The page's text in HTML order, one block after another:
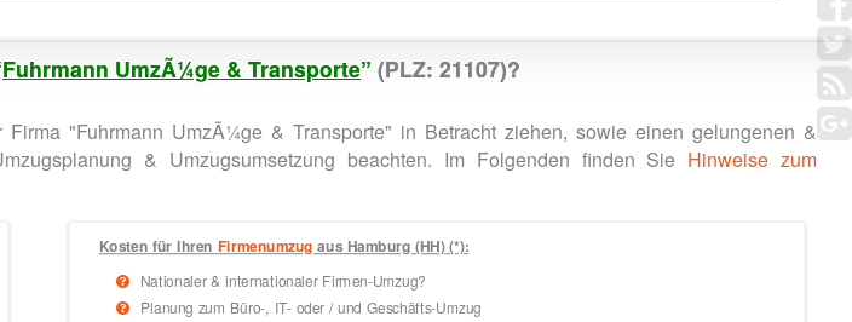
Fuhrmann UmzÃ¼ge & Transporte” (PLZ: 21107)?
"Fuhrmann UmzÃ¼ge & Transporte" in Betracht ziehen, sowie einen gelungenen &
& Umzugsumsetzung beachten. Im Folgenden finden Sie Hinweise zum
Kosten für Ihren Firmenumzug aus Hamburg (HH) (*):
Nationaler & internationaler Firmen-Umzug?
Planung zum Büro-, IT- oder / und Geschäfts-Umzug